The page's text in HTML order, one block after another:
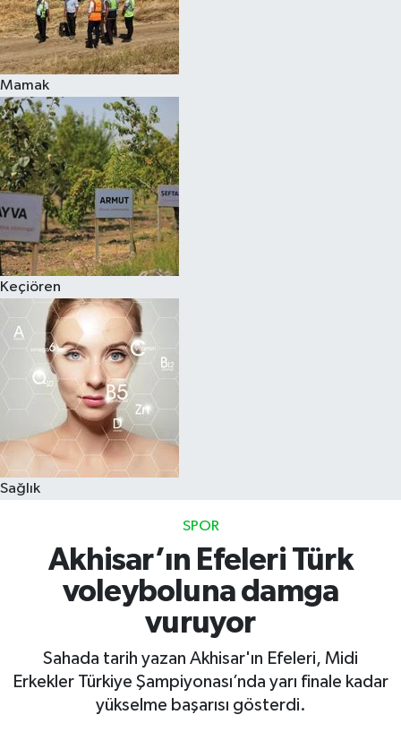
Mamak
Keçiören
Sağlık
SPOR
Akhisar’ın Efeleri Türk
voleyboluna damga
vuruyor
Sahada tarih yazan Akhisar'ın Efeleri, Midi
Erkekler Türkiye Şampiyonası’nda yarı finale kadar
yükselme başarısı gösterdi.